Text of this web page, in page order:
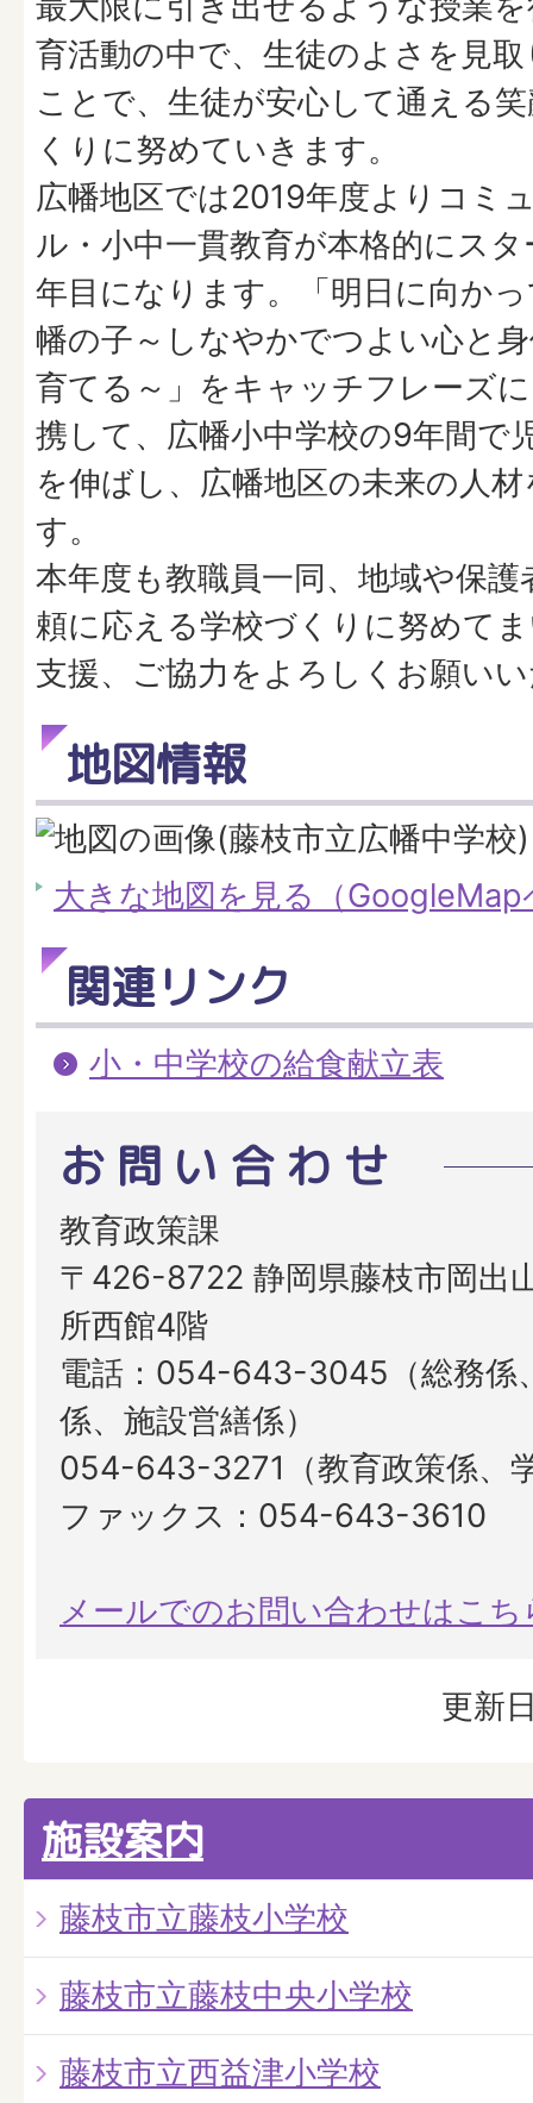
育活動の中で、生徒のよさを見
ことで、生徒が安心して通える
くりに努めていきます。
広幡地区では2019年度よりコミ
ル・小中一貫教育が本格的にス
年目になります。「明日に向か
幡の子～しなやかでつよい心と
育てる～」をキャッチフレーズ
携して、広幡小中学校の9年間で
を伸ばし、広幡地区の未来の人
す。
本年度も教職員一同、地域や保
頼に応える学校づくりに努めて
支援、ご協力をよろしくお願い
地図情報
大きな地図を見る（GoogleMap
関連リンク
小・中学校の給食献立表
お問い合わせ
教育政策課
〒426-8722 静岡県藤枝市岡出
所西館4階
電話：054-643-3045（総務係
係、施設営繕係）
054-643-3271（教育政策係、
ファックス：054-643-3610
メールでのお問い合わせはこち
更新
施設案内
藤枝市立藤枝小学校
藤枝市立藤枝中央小学校
藤枝市立西益津小学校